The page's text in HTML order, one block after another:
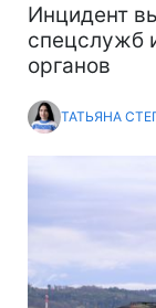
Инцидент
спецслужб
органов
ТАТЬЯНА